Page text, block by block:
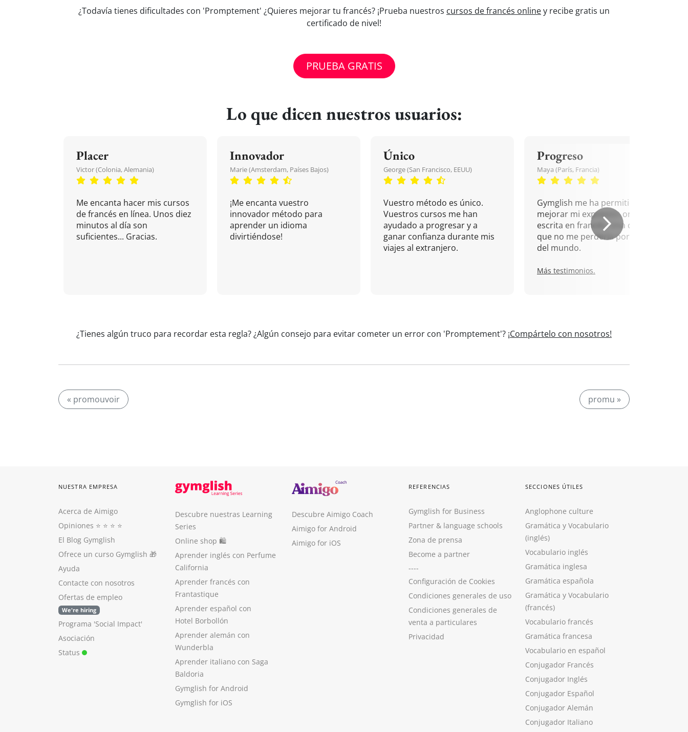
¿Todavía tienes dificultades con 'Promptement' ¿Quieres mejorar tu francés? ¡Prueba nuestros cursos de francés onliney recibe gratis un
certificado de nivel!
PRUEBA GRATIS
Lo que dicen nuestros usuarios:
Placer
Victor (Colonia, Alemania)
Me encanta hacer mis cursos
de francés en línea. Unos diez
minutos al día son
suficientes... Gracias.
Innovador
Marie (Amsterdam, Países Bajos)
¡Me encanta vuestro
innovador método para
aprender un idioma
divirtiéndose!
Único
George (San Francisco, EEUU)
Vuestro método es único.
Vuestros cursos me han
ayudado a progresar y a
ganar confianza durante mis
viajes al extranjero.
Progreso
Maya (París, Francia)
Gymglish me ha permitido
mejorar mi expresión oral y
escrita en francés. Una cita
que no me perdería por nada
del mundo.
Más testimonios.
¿Tienes algún truco para recordar esta regla? ¿Algún consejo para evitar cometer un error con 'Promptement'? ¡Compártelo con nosotros!
« promouvoir promu »
NUESTRA EMPRESA
Acerca de Aimigo
Opiniones ⭐️ ⭐️ ⭐️ ⭐️
El Blog Gymglish
Ofrece un curso Gymglish 🎁
Ayuda
Contacte con nosotros
Ofertas de empleo
We're hiring
Programa 'Social Impact'
Asociación
Status
Descubre nuestras Learning
Series
Online shop 🛍
Aprender inglés con Perfume
California
Aprender francés con
Frantastique
Aprender español con
Hotel Borbollón
Aprender alemán con
Wunderbla
Aprender italiano con Saga
Baldoria
Gymglish for Android
Gymglish for iOS
Descubre Aimigo Coach
Aimigo for Android
Aimigo for iOS
REFERENCIAS
Gymglish for Business
Partner & language schools
Zona de prensa
Become a partner
----
Configuración de Cookies
Condiciones generales de uso
Condiciones generales de
venta a particulares
Privacidad
SECCIONES ÚTILES
Anglophone culture
Gramática y Vocabulario
(inglés)
Vocabulario inglés
Gramática inglesa
Gramática española
Gramática y Vocabulario
(francés)
Vocabulario francés
Gramática francesa
Vocabulario en español
Conjugador Francés
Conjugador Inglés
Conjugador Español
Conjugador Alemán
Conjugador Italiano